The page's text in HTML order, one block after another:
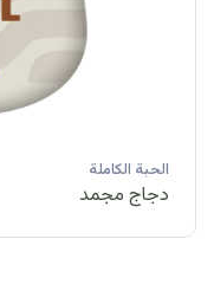
الحبة الكاملة
دجاج مجمد